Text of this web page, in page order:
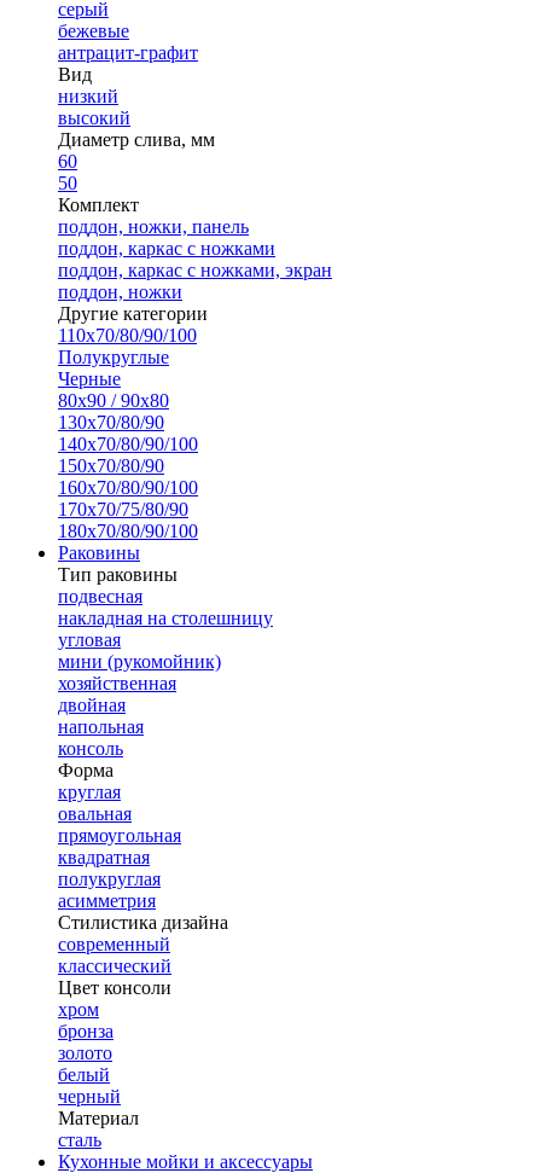
серый
бежевые
антрацит-графит
Вид
низкий
высокий
Диаметр слива, мм
60
50
Комплект
поддон, ножки, панель
поддон, каркас с ножками
поддон, каркас с ножками, экран
поддон, ножки
Другие категории
110х70/80/90/100
Полукруглые
Черные
80х90 / 90х80
130х70/80/90
140х70/80/90/100
150х70/80/90
160х70/80/90/100
170х70/75/80/90
180х70/80/90/100
Раковины
Тип раковины
подвесная
накладная на столешницу
угловая
мини (рукомойник)
хозяйственная
двойная
напольная
консоль
Форма
круглая
овальная
прямоугольная
квадратная
полукруглая
асимметрия
Стилистика дизайна
современный
классический
Цвет консоли
хром
бронза
золото
белый
черный
Материал
сталь
Кухонные мойки и аксессуары